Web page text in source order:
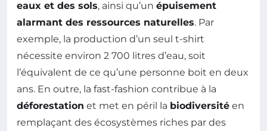
eaux et des sols, ainsi qu’un épuisement
alarmant des ressources naturelles. Par
exemple, la production d’un seul t-shirt
nécessite environ 2 700 litres d’eau, soit
l’équivalent de ce qu’une personne boit en deux
ans. En outre, la fast-fashion contribue à la
déforestation et met en péril la biodiversité en
remplaçant des écosystèmes riches par des